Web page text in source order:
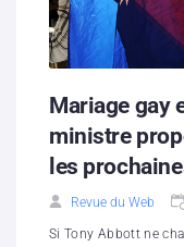
Mariage gay
ministre
les
Revue du Web
Si Tony Abbott ne